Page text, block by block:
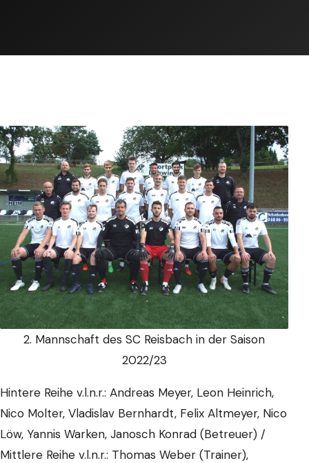
2. Mannschaft des SC Reisbach in der Saison
2022/23
Hintere Reihe v.l.n.r.: Andreas Meyer, Leon Heinrich,
Nico Molter, Vladislav Bernhardt, Felix Altmeyer, Nico
Löw, Yannis Warken, Janosch Konrad (Betreuer) /
Mittlere Reihe v.l.n.r.: Thomas Weber (Trainer),